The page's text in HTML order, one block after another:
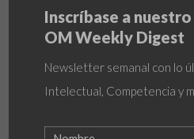
Inscríbase a nuestro
OM Weekly Digest
Newsletter semanal con lo
Intelectual, Competencia y